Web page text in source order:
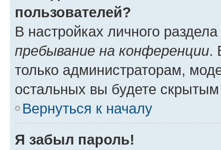
пользователей?
В настройках личного
пребывание на конференции.
только администраторам,
остальных вы будете
Вернуться к началу
Я забыл пароль!